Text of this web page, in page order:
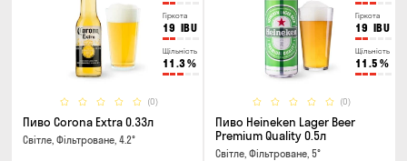
Гіркота
19 IBU
Щільність
11.3%
(0)
Пиво Corona Extra 0.33л
Світле, Фільтроване, 4.2°
Гіркота
19 IBU
Щільність
11.5 %
(0)
Пиво Heineken Lager Beer
Premium Quality 0.5л
Світле, Фільтроване, 5°